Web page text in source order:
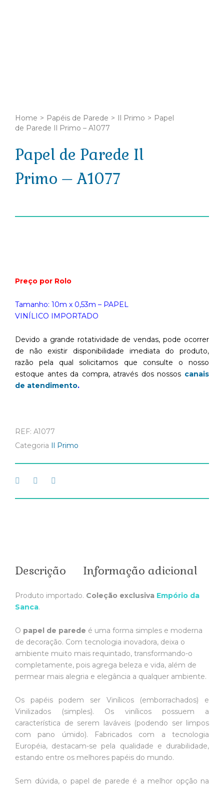
Home > Papéis de Parede > Il Primo > Papel
de Parede Il Primo – A1077
Papel de Parede Il
Primo – A1077
Preço por Rolo
Tamanho: 10m x 0,53m – PAPEL
VINÍLICO IMPORTADO
Devido a grande rotatividade de vendas, pode ocorrer
de não existir disponibilidade imediata do produto,
razão pela qual solicitamos que consulte o nosso
estoque antes da compra, através dos nossos canais
de atendimento.
REF: A1077
Categoria Il Primo
Descrição Informação adicional
Produto importado. Coleção exclusiva Empório da
Sanca.
O papel de parede é uma forma simples e moderna
de decoração. Com tecnologia inovadora, deixa o
ambiente muito mais requintado, transformando-o
completamente, pois agrega beleza e vida, além de
permear mais alegria e elegância a qualquer ambiente.
Os papéis podem ser Vinílicos (emborrachados) e
Vinilizados (simples). Os vinílicos possuem a
característica de serem laváveis (podendo ser limpos
com pano úmido). Fabricados com a tecnologia
Européia, destacam-se pela qualidade e durabilidade,
estando entre os melhores papéis do mundo.
Sem dúvida, o papel de parede é a melhor opção na